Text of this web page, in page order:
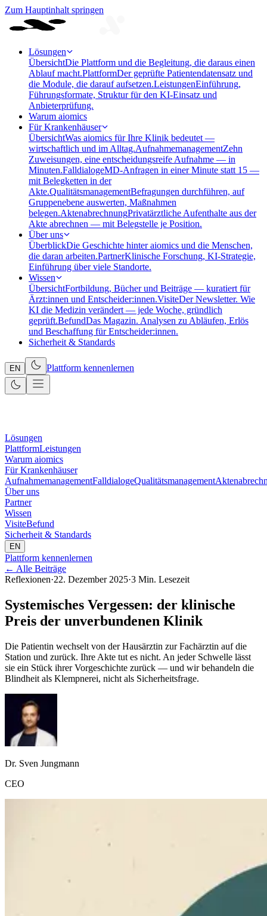
Zum Hauptinhalt springen
Lösungen
ÜbersichtDie Plattform und die Begleitung, die daraus einen
Ablauf macht.PlattformDer geprüfte Patientendatensatz und
die Module, die darauf aufsetzen.LeistungenEinführung,
Führungsformate, Struktur für den KI-Einsatz und
Anbieterprüfung.
Warum aiomics
Für Krankenhäuser
ÜbersichtWas aiomics für Ihre Klinik bedeutet —
wirtschaftlich und im Alltag.AufnahmemanagementZehn
Zuweisungen, eine entscheidungsreife Aufnahme — in
Minuten.FalldialogeMD-Anfragen in einer Minute statt 15 —
mit Belegketten in der
Akte.QualitätsmanagementBefragungen durchführen, auf
Gruppenebene auswerten, Maßnahmen
belegen.AktenabrechnungPrivatärztliche Aufenthalte aus der
Akte abrechnen — mit Belegstelle je Position.
Über uns
ÜberblickDie Geschichte hinter aiomics und die Menschen,
die daran arbeiten.PartnerKlinische Forschung, KI-Strategie,
Einführung über viele Standorte.
Wissen
ÜbersichtFortbildung, Bücher und Beiträge — kuratiert für
Ärzt:innen und Entscheider:innen.VisiteDer Newsletter. Wie
KI die Medizin verändert — jede Woche, gründlich
geprüft.BefundDas Magazin. Analysen zu Abläufen, Erlös
und Beschaffung für Entscheider:innen.
Sicherheit & Standards
EN Plattform kennenlernen
Lösungen
PlattformLeistungen
Warum aiomics
Für Krankenhäuser
AufnahmemanagementFalldialogeQualitätsmanagement
Über uns
Partner
Wissen
VisiteBefund
Sicherheit & Standards
EN
Plattform kennenlernen
← Alle Beiträge
Reflexionen·22. Dezember 2025·3 Min. Lesezeit
Systemisches Vergessen: der klinische
Preis der unverbundenen Klinik
Die Patientin wechselt von der Hausärztin zur Fachärztin auf die
Station und zurück. Ihre Akte tut es nicht. An jeder Schwelle lässt
sie ein Stück ihrer Vorgeschichte zurück — und wir behandeln die
Blindheit als Klempnerei, nicht als Sicherheitsfrage.
Dr. Sven Jungmann
CEO